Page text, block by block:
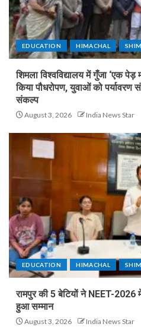
EDUCATION HIMACHAL
शिमला विश्वविद्यालय में गुँजा ‘एक
किया पौधरोपण, युवाओं को पर्यावरण
संकल्प
August 3, 2026 India News Star
EDUCATION HIMACHAL
रामपुर की 5 बेटियों ने NEET-2026
हुआ सम्मान
August 3, 2026 India News Star